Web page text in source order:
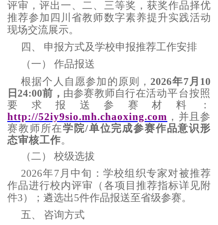
评审，评出一、二、三等奖，获奖作品择优
推荐参加四川省教师数字素养提升实践活动
现场交流展示。
四、 申报方式及学校申报推荐工作安排
（一） 作品报送
根据个人自愿参加的原则， 2026年7月10
日24:00前， 由参赛教师自行在活动平台按照
要求报送参赛材料：
http://52iy9sio.mh.chaoxing.com ，并且参
赛教师所在学院/单位完成参赛作品意识形
态审核工作。
（二） 校级选拔
2026年7月中旬：学校组织专家对被推荐
作品进行校内评审（ 各项目推荐指标详见附
件3）；遴选出5件作品报送至省级参赛。
五、 咨询方式